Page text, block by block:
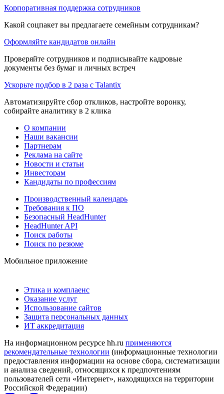
Корпоративная поддержка сотрудников
Какой соцпакет вы предлагаете семейным сотрудникам?
Оформляйте кандидатов онлайн
Проверяйте сотрудников и подписывайте кадровые
документы без бумаг и личных встреч
Ускорьте подбор в 2 раза с Talantix
Автоматизируйте сбор откликов, настройте воронку,
собирайте аналитику в 2 клика
О компании
Наши вакансии
Партнерам
Реклама на сайте
Новости и статьи
Инвесторам
Кандидаты по профессиям
Производственный календарь
Требования к ПО
Безопасный HeadHunter
HeadHunter API
Поиск работы
Поиск по резюме
Мобильное приложение
Этика и комплаенс
Оказание услуг
Использование сайтов
Защита персональных данных
ИТ аккредитация
На информационном ресурсе hh.ru применяются
рекомендательные технологии (информационные технологии
предоставления информации на основе сбора, систематизации
и анализа сведений, относящихся к предпочтениям
пользователей сети «Интернет», находящихся на территории
Российской Федерации)